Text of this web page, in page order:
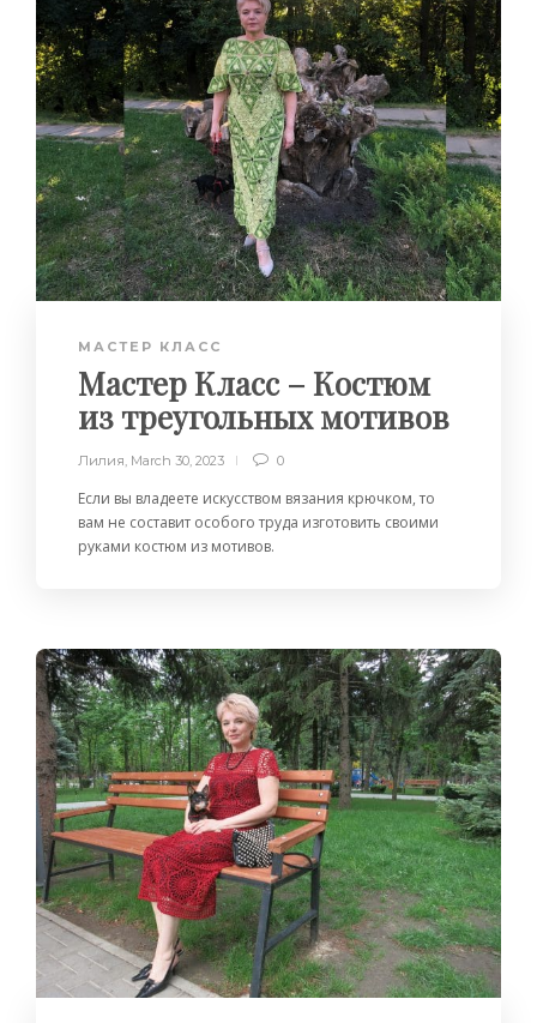
МАСТЕР КЛАСС
Мастер Класс – Костюм
из треугольных мотивов
Лилия, March 30, 2023 0
Если вы владеете искусством вязания крючком, то
вам не составит особого труда изготовить своими
руками костюм из мотивов.